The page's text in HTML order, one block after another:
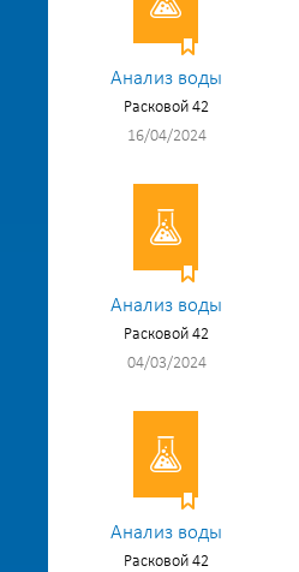
Анализ воды
Расковой 42
16/04/2024
Анализ воды
Расковой 42
04/03/2024
Анализ воды
Расковой 42